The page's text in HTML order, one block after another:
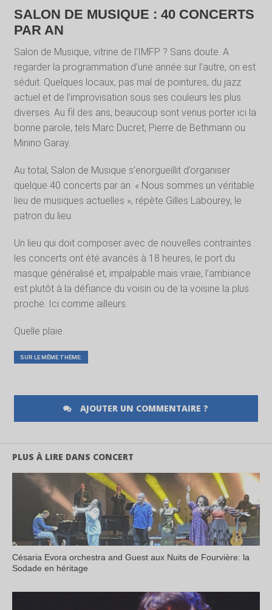
SALON DE MUSIQUE : 40 CONCERTS
PAR AN
Salon de Musique, vitrine de l’IMFP ? Sans doute. A
regarder la programmation d’une année sur l’autre, on est
séduit. Quelques locaux, pas mal de pointures, du jazz
actuel et de l’improvisation sous ses couleurs les plus
diverses. Au fil des ans, beaucoup sont venus porter ici la
bonne parole, tels Marc Ducret, Pierre de Bethmann ou
Minino Garay.
Au total, Salon de Musique s’enorgueillit d’organiser
quelque 40 concerts par an. « Nous sommes un véritable
lieu de musiques actuelles », répète Gilles Labourey, le
patron du lieu.
Un lieu qui doit composer avec de nouvelles contraintes :
les concerts ont été avancés à 18 heures, le port du
masque généralisé et, impalpable mais vraie, l’ambiance
est plutôt à la défiance du voisin ou de la voisine la plus
proche. Ici comme ailleurs.
Quelle plaie.
SUR LE MÊME THÈME:
AJOUTER UN COMMENTAIRE ?
PLUS À LIRE DANS CONCERT
Césaria Evora orchestra and Guest aux Nuits de Fourvière: la
Sodade en héritage